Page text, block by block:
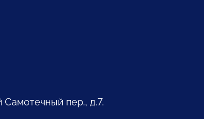
Самотечный пер., д.7.